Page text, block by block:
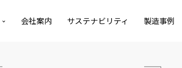
会社案内 サステナビリティ 製造事例